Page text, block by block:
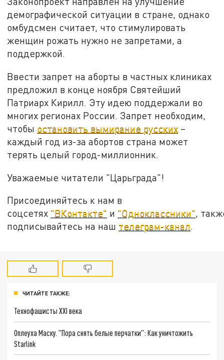
демографической ситуации в стране, однако
омбудсмен считает, что стимулировать
женщин рожать нужно не запретами, а
поддержкой.
Ввести запрет на аборты в частных клиниках
предложил в конце ноября Святейший
Патриарх Кирилл. Эту идею поддержали во
многих регионах России. Запрет необходим,
чтобы остановить вымирание русских –
каждый год из-за абортов страна может
терять целый город-миллионник.
Уважаемые читатели "Царьграда"!
Присоединяйтесь к нам в
соцсетях "ВКонтакте" и "Одноклассники",
подписывайтесь на наш телеграм-канал.
ЧИТАЙТЕ ТАКЖЕ:
Технофашисты XXI века
Оплеуха Маску. "Пора снять белые перчатки": Как уничтожить
Starlink